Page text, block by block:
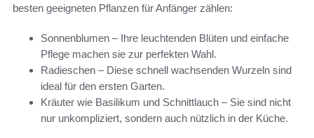
besten geeigneten Pflanzen für Anfänger zählen:
Sonnenblumen – Ihre leuchtenden Blüten und einfache
Pflege machen sie zur perfekten Wahl.
Radieschen – Diese schnell wachsenden Wurzeln sind
ideal für den ersten Garten.
Kräuter wie Basilikum und Schnittlauch – Sie sind nicht
nur unkompliziert, sondern auch nützlich in der Küche.